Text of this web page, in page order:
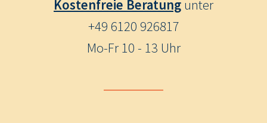
Kostenfreie Beratung unter
+49 6120 926817
Mo-Fr 10 - 13 Uhr